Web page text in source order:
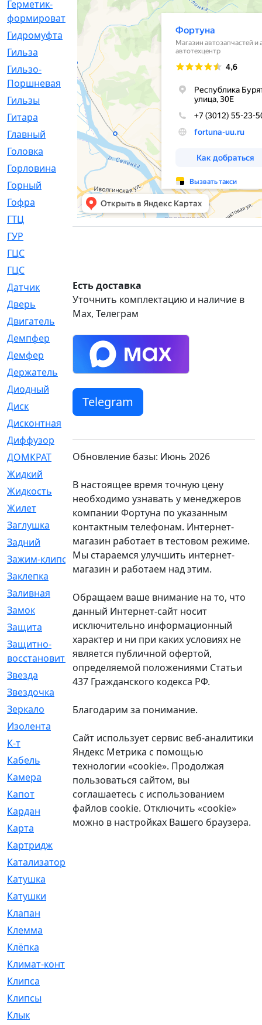
Герметик-
формирователь
[3]
Гидромуфта
[47]
Гильза
[56]
Гильзо-
Поршневая
[13]
Гильзы
[259]
Гитара
Главный
[29]
Головка
[28]
Горловина
[14]
Горный
[1]
Гофра
[86]
ГТЦ
[96]
ГУР
ГЦC
ГЦС
Датчик
[969]
Дверь
[249]
Двигатель
[64]
Демпфер
[2]
Демфер
[1]
Держатель
[5]
Диодный
[3]
Диск
[418]
Дисконтная
Диффузор
[1]
ДОМКРАТ
[1]
Жидкий
Жидкость
[80]
Жилет
[1]
Заглушка
[21]
Задний
[528]
Зажим-клипса
[1]
Заклепка
[1]
Заливная
[4]
Замок
[12]
Защита
[79]
Защитно-
восстановительный
[4]
Звезда
[1]
Звездочка
Зеркало
[369]
Изолента
К-т
[13]
Кабель
Камера
[4]
Капот
[144]
Кардан
[131]
Карта
[2]
Картридж
Катализатор
Катушка
Катушки
Клапан
Клемма
Клёпка
Климат-контроль
Клипса
Клипсы
Клык
Есть доставка
Уточнить комплектацию и наличие в
Max, Телеграм
Telegram
Обновление базы: Июнь 2026
В настоящее время точную цену
необходимо узнавать у менеджеров
компании Фортуна по указанным
контактным телефонам. Интернет-
магазин работает в тестовом режиме.
Мы стараемся улучшить интернет-
магазин и работаем над этим.
Обращаем ваше внимание на то, что
данный Интернет-сайт носит
исключительно информационный
характер и ни при каких условиях не
является публичной офертой,
определяемой положениями Статьи
437 Гражданского кодекса РФ.
Благодарим за понимание.
Сайт использует сервис веб-аналитики
Яндекс Метрика с помощью
технологии «cookie». Продолжая
пользоваться сайтом, вы
соглашаетесь с использованием
файлов cookie. Отключить «cookie»
можно в настройках Вашего браузера.